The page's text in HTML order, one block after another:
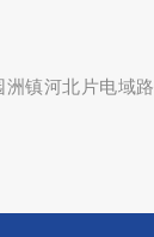
镇河北片电域路